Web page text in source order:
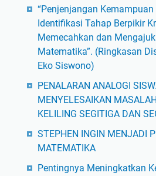
“Penjenjangan
Identifikasi Tahap Berpikir
Memecahkan dan
Matematika”. (Ringkasan
Eko Siswono)
PENALARAN ANALOGI
MENYELESAIKAN
KELILING SEGITIGA DAN
STEPHEN INGIN MENJADI
MATEMATIKA
Pentingnya Meningkatkan